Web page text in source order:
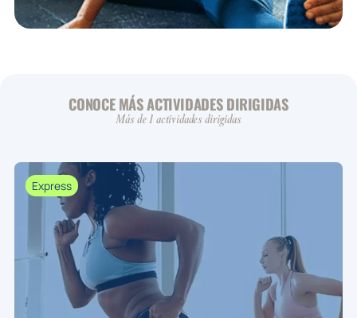
CONOCE MÁS ACTIVIDADES DIRIGIDAS
Más de 1 actividades dirigidas
Express